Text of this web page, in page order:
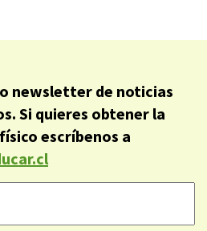
newsletter de noticias
Si quieres obtener la
escríbenos a